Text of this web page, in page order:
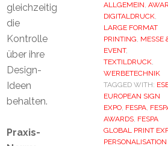
ALLGEMEIN,
DIGITALDRUCK,
LARGE FORMAT
PRINTING, MESSE
EVENT,
TEXTILDRUCK,
WERBETECHNIK
TAGGED WITH:
EUROPEAN SIGN
EXPO, FESPA,
AWARDS, FESPA
GLOBAL PRINT
PERSONALISATION
gleichzeitig
die
Kontrolle
über ihre
Design-
Ideen
behalten.
Praxis-